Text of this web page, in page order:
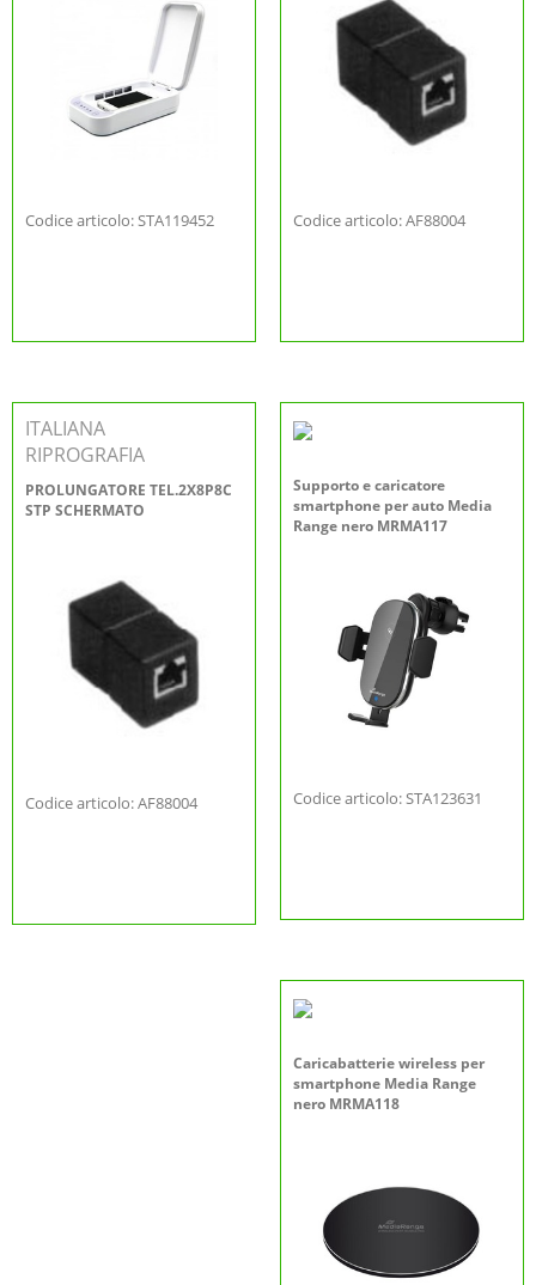
Codice articolo: STA119452 Codice articolo: AF88004
ITALIANA
RIPROGRAFIA
PROLUNGATORE TEL.2X8P8C
STP SCHERMATO
Codice articolo: AF88004
Supporto e caricatore
smartphone per auto Media
Range nero MRMA117
Codice articolo: STA123631
Caricabatterie wireless per
smartphone Media Range
nero MRMA118